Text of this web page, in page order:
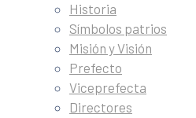
Historia
Símbolos patrios
Misión y Visión
Prefecto
Viceprefecta
Directores